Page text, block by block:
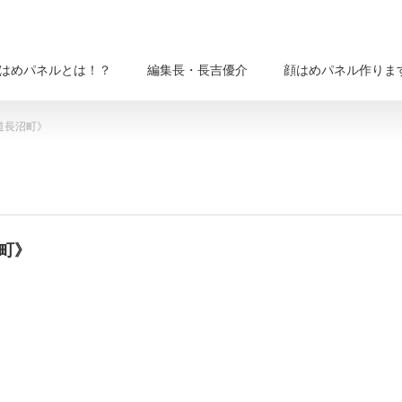
めパネルとは！？ 編集長・長吉優介 顔はめパネル作りま
沼町》
》